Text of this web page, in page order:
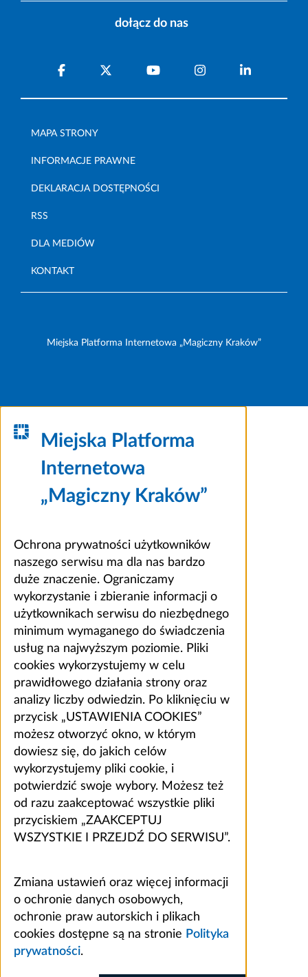
dołącz do nas
MAPA STRONY
INFORMACJE PRAWNE
DEKLARACJA DOSTĘPNOŚCI
RSS
DLA MEDIÓW
KONTAKT
Miejska Platforma Internetowa „Magiczny Kraków”
Miejska Platforma
Internetowa
„Magiczny Kraków”
Ochrona prywatności użytkowników
naszego serwisu ma dla nas bardzo
duże znaczenie. Ograniczamy
wykorzystanie i zbieranie informacji o
użytkownikach serwisu do niezbędnego
minimum wymaganego do świadczenia
usług na najwyższym poziomie. Pliki
cookies wykorzystujemy w celu
prawidłowego działania strony oraz
analizy liczby odwiedzin. Po kliknięciu w
przycisk „USTAWIENIA COOKIES”
możesz otworzyć okno, w którym
dowiesz się, do jakich celów
wykorzystujemy pliki cookie, i
potwierdzić swoje wybory. Możesz też
od razu zaakceptować wszystkie pliki
przyciskiem „ZAAKCEPTUJ
WSZYSTKIE I PRZEJDŹ DO SERWISU”.
Zmiana ustawień oraz więcej informacji
o ochronie danych osobowych,
ochronie praw autorskich i plikach
cookies dostępne są na stronie Polityka
prywatności.